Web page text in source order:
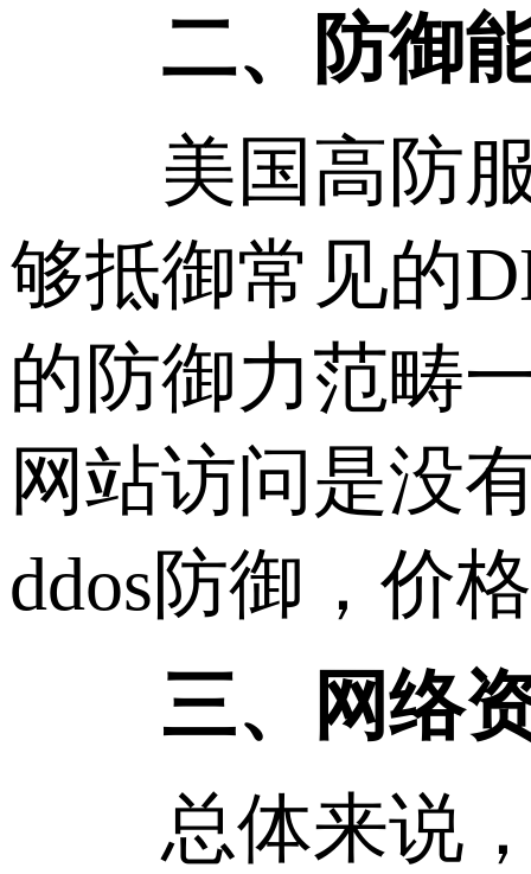
二、防御
美国高防服
够抵御常见的
的防御力范畴
网站访问是没
ddos防御，价
三、网络
总体来说，